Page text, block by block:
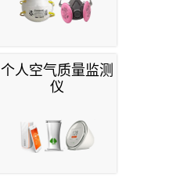
个人空气质量监测
仪